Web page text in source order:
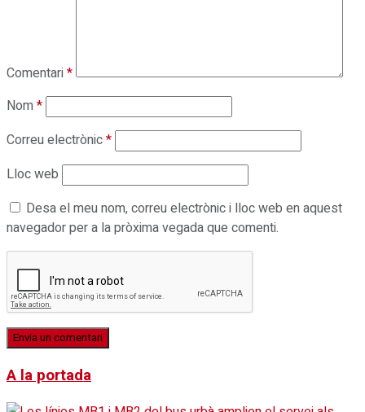
Comentari*
Nom*
Correu electrònic*
Lloc web
Desa el meu nom, correu electrònic i lloc web en aquest
navegador per a la pròxima vegada que comenti.
A la portada